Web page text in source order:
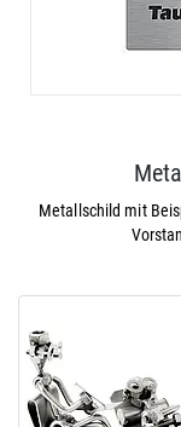
Metallschild mit